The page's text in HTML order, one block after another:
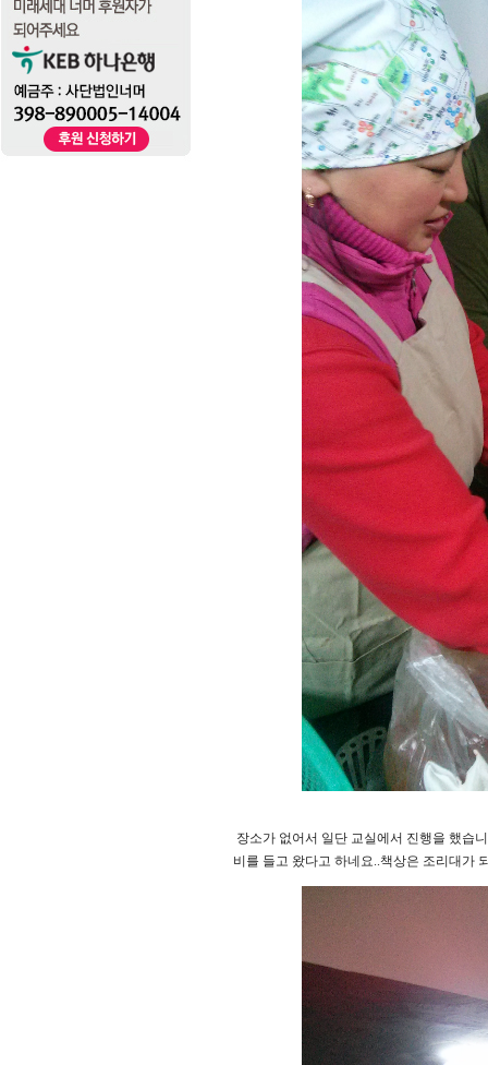
장소가 없어서 일단 교실에서 진행을 했습
비를 들고 왔다고 하네요..책상은 조리대가